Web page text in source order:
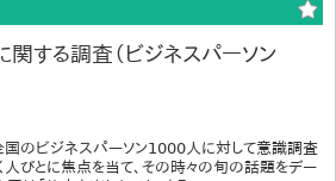
関する調査（ビジネスパーソン
国のビジネスパーソン1000人に対して意識調査
人びとに焦点を当て、その時々の旬の話題をデー